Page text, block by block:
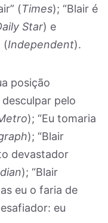
(Times); “Blair é
Star) e
(Independent).
posição
pelo
); “Eu tomaria
); “Blair
devastador
); “Blair
eu o faria de
eu